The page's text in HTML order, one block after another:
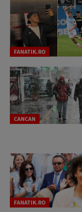
FANATIK.RO
CANCAN
FANATIK.RO